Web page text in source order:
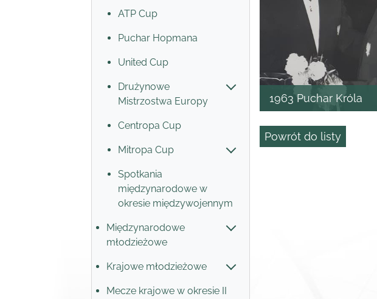
ATP Cup
Puchar Hopmana
United Cup
Drużynowe
Mistrzostwa Europy
Centropa Cup
Mitropa Cup
Spotkania
międzynarodowe w
okresie międzywojennym
Międzynarodowe
młodzieżowe
Krajowe młodzieżowe
Mecze krajowe w okresie II
1963 Puchar Króla
Powrót do listy